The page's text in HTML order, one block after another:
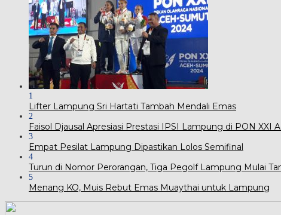
1
Lifter Lampung Sri Hartati Tambah Mendali Emas
2
Faisol Djausal Apresiasi Prestasi IPSI Lampung di PON XXI
3
Empat Pesilat Lampung Dipastikan Lolos Semifinal
4
Turun di Nomor Perorangan, Tiga Pegolf Lampung Mulai
5
Menang KO, Muis Rebut Emas Muaythai untuk Lampung